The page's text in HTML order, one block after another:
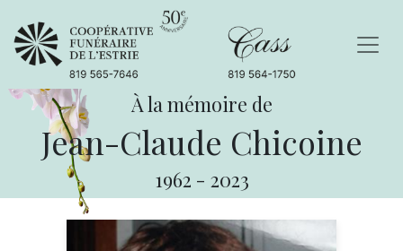
À la mémoire de
Jean-Claude Chicoine
1962 - 2023